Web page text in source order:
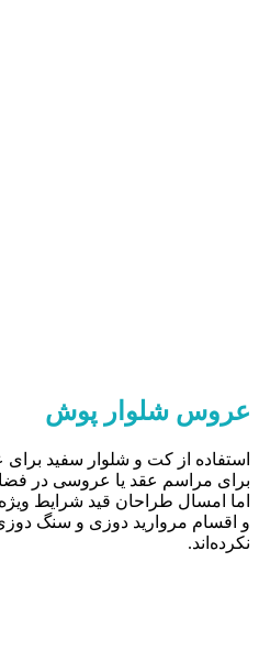
عروس شلوار پوش
استفاده از کت و شلوار سفید
برای مراسم عقد یا عروسی در
اما امسال طراحان قید شرایط ویژه
و اقسام مروارید دوزی و سنگ
نکرده‌اند.